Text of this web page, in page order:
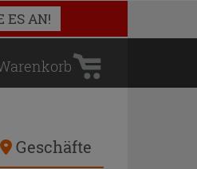
ES AN!
Geschäfte